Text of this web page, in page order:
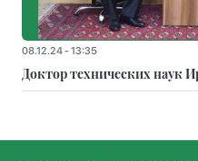
08.12.24 - 13:35
Доктор технических наук